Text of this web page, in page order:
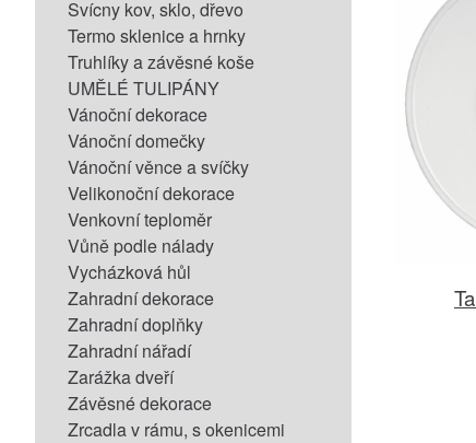
Svícny kov, sklo, dřevo
Termo sklenice a hrnky
Truhlíky a závěsné koše
UMĚLÉ TULIPÁNY
Vánoční dekorace
Vánoční domečky
Vánoční věnce a svíčky
Velikonoční dekorace
Venkovní teploměr
Vůně podle nálady
Vycházková hůl
Zahradní dekorace
Zahradní doplňky
Zahradní nářadí
Zarážka dveří
Závěsné dekorace
Zrcadla v rámu, s okenicemi